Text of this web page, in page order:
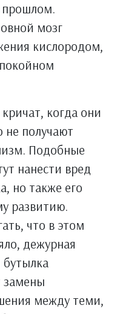
прошлом.
мозг
кислородом,
когда они
не получают
Подобные
нанести вред
но также его
развитию.
что в этом
дежурная
замены
между теми,